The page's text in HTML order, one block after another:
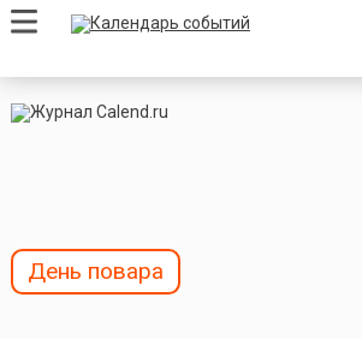
День повара